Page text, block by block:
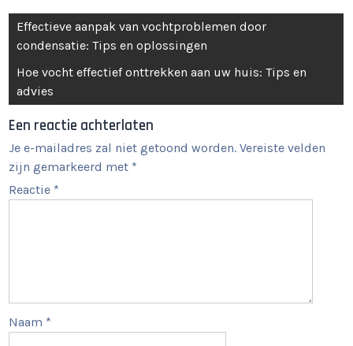
Berichtnavigatie
Effectieve aanpak van vochtproblemen door
condensatie: Tips en oplossingen
Hoe vocht effectief onttrekken aan uw huis: Tips en
advies
Een reactie achterlaten
Je e-mailadres zal niet getoond worden. Vereiste velden
zijn gemarkeerd met *
Reactie *
Naam *